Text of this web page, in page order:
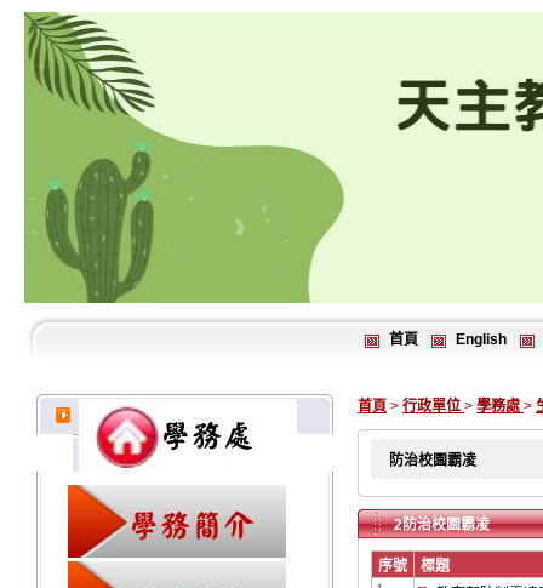
首頁 English
首頁 > 行政單位 > 學務處 >
防治校園霸凌
2防治校園霸凌
序號
標題